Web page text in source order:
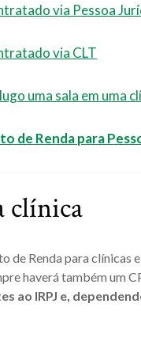
via Pessoa
via CLT
uma sala em uma
de Renda para
clínica
de Renda para clínicas
haverá também um
ao IRPJ e,